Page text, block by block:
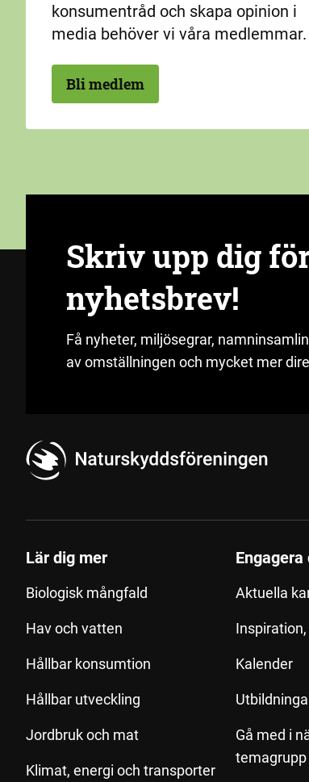
konsumentråd och skapa opinion i
media behöver vi våra medlemmar.
Bli medlem
Skriv upp dig
nyhetsbrev!
Få nyheter, miljösegrar,
av omställningen och mycket mer
Lär dig mer
Biologisk mångfald
Hav och vatten
Hållbar konsumtion
Hållbar utveckling
Jordbruk och mat
Klimat, energi och transporter
Engagera
Aktuella
Kalender
Gå med i
temagrupp